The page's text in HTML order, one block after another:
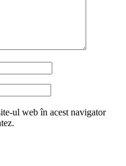
ul web în acest navigator